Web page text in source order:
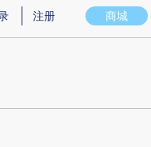
图存在偏差。不代表财新观点
商城
注册